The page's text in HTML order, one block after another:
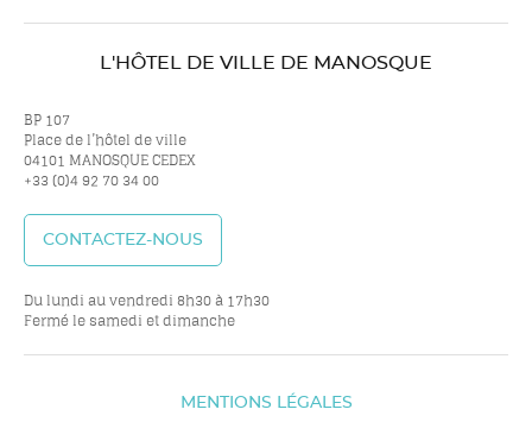
nous
sur
twitter
nous
facebook
nous
L'HÔTEL DE VILLE DE MANOSQUE
BP 107
Place de l’hôtel de ville
04101 MANOSQUE CEDEX
+33 (0)4 92 70 34 00
CONTACTEZ-NOUS
Du lundi au vendredi 8h30 à 17h30
Fermé le samedi et dimanche
MENTIONS LÉGALES